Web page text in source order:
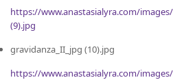
https://www.anastasialyra.com/
(9).jpg
gravidanza_II_jpg (10).jpg
https://www.anastasialyra.com/